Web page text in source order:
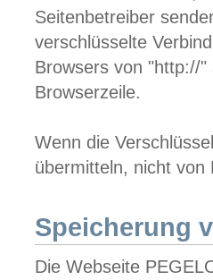
Seitenbetreiber
verschlüsselte
Browsers von "http://
Browserzeile.
Wenn die
übermitteln, nicht von
Speicherung
Die Webseite